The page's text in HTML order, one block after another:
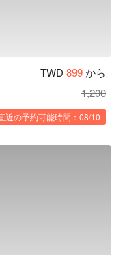
TWD 899から
1,200
近の予約可能時間：08/10